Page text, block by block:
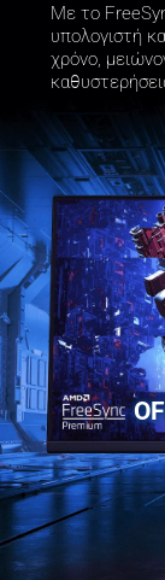
Με το
υπολογιστή
χρόνο,